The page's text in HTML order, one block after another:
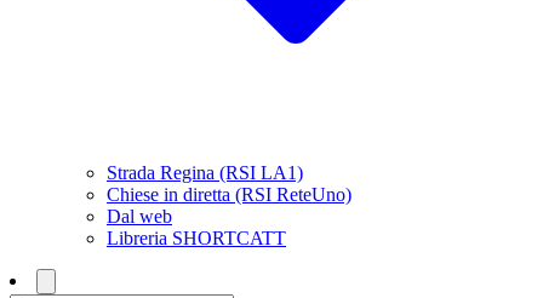
Strada Regina (RSI LA1)
Chiese in diretta (RSI ReteUno)
Dal web
Libreria SHORTCATT